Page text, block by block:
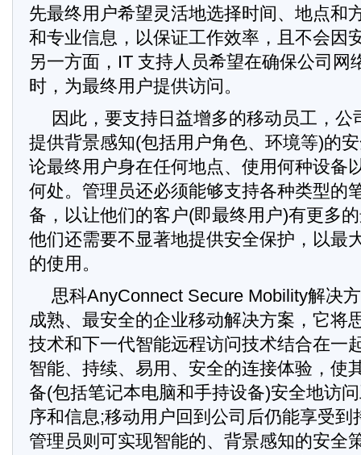
先最终用户希望灵活地选择时间、地点和
和专业信息，以保证工作效率，且不会因
另一方面，IT 支持人员希望在确保公司网
时，为最终用户提供访问。
因此，要支持日益增多的移动员工，公
提供背景感知(包括用户角色、环境等)的
论最终用户身在任何地点、使用何种设备
何处。管理员还必须能够支持各种类型的
备，以让他们的客户(即最终用户)有更多
他们还需要不显著地提供安全保护，以最
的使用。
思科AnyConnect Secure Mobility解决
成熟、最安全的企业移动解决方案，它将
技术和下一代智能远程访问技术结合在一
智能、持续、易用、安全的连接体验，使
备(包括笔记本电脑和手持设备)安全地访
序和信息;移动用户回到公司后仍能享受到
管理员则可实现智能的、背景感知的安全